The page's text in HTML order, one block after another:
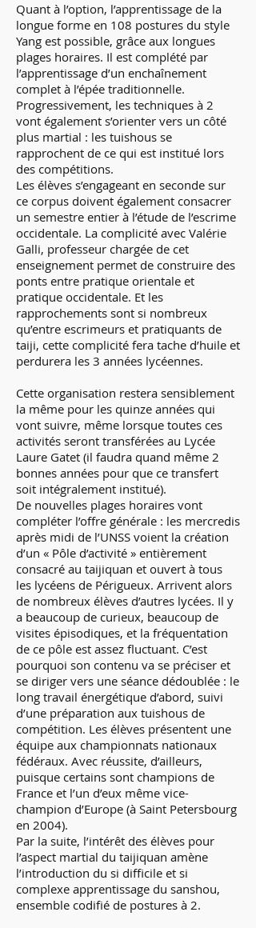
Quant à l’option, l’apprentissage de la
longue forme en 108 postures du style
Yang est possible, grâce aux longues
plages horaires. Il est complété par
l’apprentissage d’un enchaînement
complet à l’épée traditionnelle.
Progressivement, les techniques à 2
vont également s’orienter vers un côté
plus martial : les tuishous se
rapprochent de ce qui est institué lors
des compétitions.
Les élèves s’engageant en seconde sur
ce corpus doivent également consacrer
un semestre entier à l’étude de l’escrime
occidentale. La complicité avec Valérie
Galli, professeur chargée de cet
enseignement permet de construire des
ponts entre pratique orientale et
pratique occidentale. Et les
rapprochements sont si nombreux
qu’entre escrimeurs et pratiquants de
taiji, cette complicité fera tache d’huile et
perdurera les 3 années lycéennes.
Cette organisation restera sensiblement
la même pour les quinze années qui
vont suivre, même lorsque toutes ces
activités seront transférées au Lycée
Laure Gatet (il faudra quand même 2
bonnes années pour que ce transfert
soit intégralement institué).
De nouvelles plages horaires vont
compléter l’offre générale : les mercredis
après midi de l’UNSS voient la création
d’un « Pôle d’activité » entièrement
consacré au taijiquan et ouvert à tous
les lycéens de Périgueux. Arrivent alors
de nombreux élèves d’autres lycées. Il y
a beaucoup de curieux, beaucoup de
visites épisodiques, et la fréquentation
de ce pôle est assez fluctuant. C’est
pourquoi son contenu va se préciser et
se diriger vers une séance dédoublée : le
long travail énergétique d’abord, suivi
d’une préparation aux tuishous de
compétition. Les élèves présentent une
équipe aux championnats nationaux
fédéraux. Avec réussite, d’ailleurs,
puisque certains sont champions de
France et l’un d’eux même vice-
champion d’Europe (à Saint Petersbourg
en 2004).
Par la suite, l’intérêt des élèves pour
l’aspect martial du taijiquan amène
l’introduction du si difficile et si
complexe apprentissage du sanshou,
ensemble codifié de postures à 2.